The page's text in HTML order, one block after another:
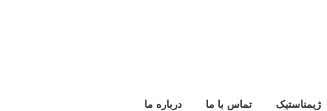
ژیمناستیک تماس با ما درباره ما